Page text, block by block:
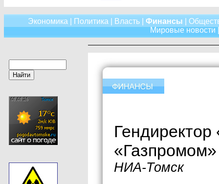
Экономика Политика Власть| Финансы
Мировые новости
Гендиректор
НИА-Томск